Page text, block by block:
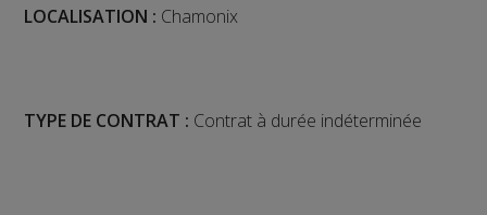
LOCALISATION : Chamonix
TYPE DE CONTRAT : Contrat à durée indéterminée